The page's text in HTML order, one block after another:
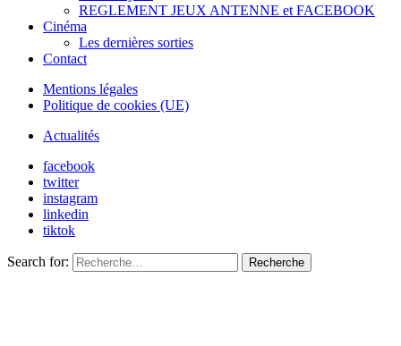
REGLEMENT JEUX ANTENNE et FACEBOOK
Cinéma
Les dernières sorties
Contact
Mentions légales
Politique de cookies (UE)
Actualités
facebook
twitter
instagram
linkedin
tiktok
Search for: Recherche